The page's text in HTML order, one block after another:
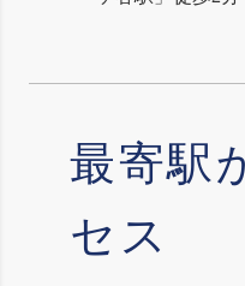
最寄駅
セス